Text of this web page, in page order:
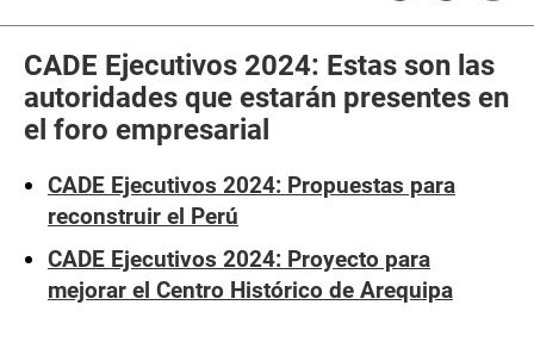
CADE Ejecutivos 2024: Estas son las
autoridades que estarán presentes en
el foro empresarial
CADE Ejecutivos 2024: Propuestas para
reconstruir el Perú
CADE Ejecutivos 2024: Proyecto para
mejorar el Centro Histórico de Arequipa